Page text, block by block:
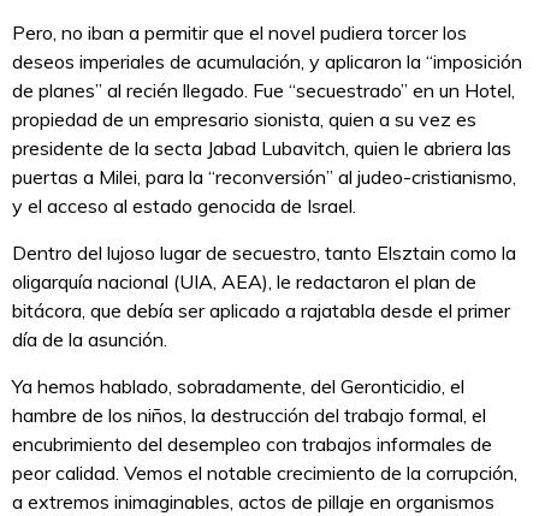
Pero, no iban a permitir que el novel pudiera torcer los
deseos imperiales de acumulación, y aplicaron la “imposición
de planes” al recién llegado. Fue “secuestrado” en un Hotel,
propiedad de un empresario sionista, quien a su vez es
presidente de la secta Jabad Lubavitch, quien le abriera las
puertas a Milei, para la “reconversión” al judeo-cristianismo,
y el acceso al estado genocida de Israel.
Dentro del lujoso lugar de secuestro, tanto Elsztain como la
oligarquía nacional (UIA, AEA), le redactaron el plan de
bitácora, que debía ser aplicado a rajatabla desde el primer
día de la asunción.
Ya hemos hablado, sobradamente, del Geronticidio, el
hambre de los niños, la destrucción del trabajo formal, el
encubrimiento del desempleo con trabajos informales de
peor calidad. Vemos el notable crecimiento de la corrupción,
a extremos inimaginables, actos de pillaje en organismos